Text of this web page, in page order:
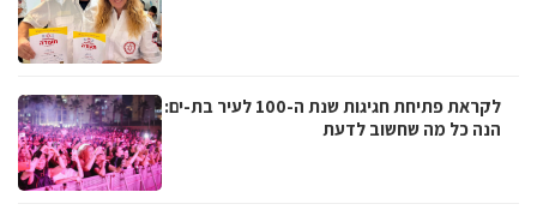
לקראת פתיחת חגיגות שנת ה-100 לעיר בת-ים:
הנה כל מה שחשוב לדעת